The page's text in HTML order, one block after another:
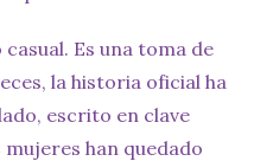
Es una toma de
la historia oficial ha
escrito en clave
han quedado